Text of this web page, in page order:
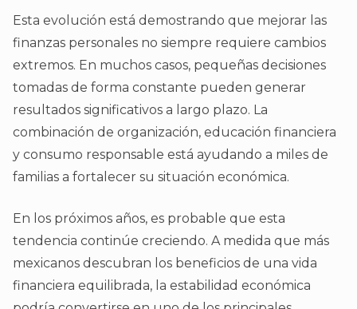
Esta evolución está demostrando que mejorar las
finanzas personales no siempre requiere cambios
extremos. En muchos casos, pequeñas decisiones
tomadas de forma constante pueden generar
resultados significativos a largo plazo. La
combinación de organización, educación financiera
y consumo responsable está ayudando a miles de
familias a fortalecer su situación económica.
En los próximos años, es probable que esta
tendencia continúe creciendo. A medida que más
mexicanos descubran los beneficios de una vida
financiera equilibrada, la estabilidad económica